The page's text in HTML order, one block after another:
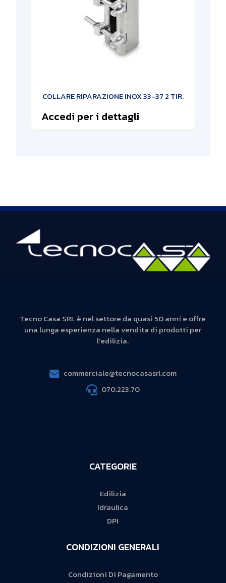
COLLARE RIPARAZIONE INOX 33-37 2 TIR.
Accedi per i dettagli
Tecno Casa SRL è nel settore da quasi 50 anni e offre
una lunga esperienza nella vendita di prodotti per
l’edilizia.
commerciale@tecnocasasrl.com
070.223.70
CATEGORIE
Edilizia
Idraulica
DPI
CONDIZIONI GENERALI
Condizioni Di Pagamento